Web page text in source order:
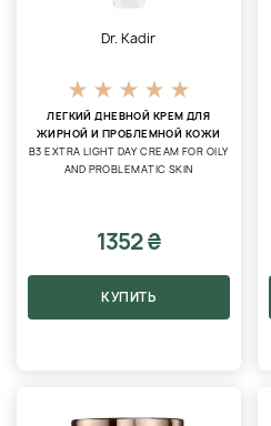
Dr. Kadir
ЛЕГКИЙ ДНЕВНОЙ КРЕМ ДЛЯ
ЖИРНОЙ И ПРОБЛЕМНОЙ КОЖИ
В3 EXTRA LIGHT DAY CREAM FOR OILY
AND PROBLEMATIC SKIN
1352 ₴
КУПИТЬ